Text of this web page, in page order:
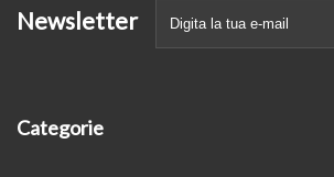
Newsletter
Categorie